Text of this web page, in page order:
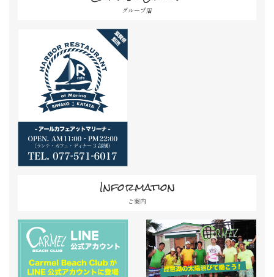
グループ店
Information
ご案内